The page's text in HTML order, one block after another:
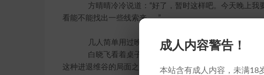
成人内容警告！
本站含有成人内容，未满18
方晴晴冷冷说道：“好了，暂时这样吧。今天晚上我
看能不能找出一些线索来……”
几人简单用过晚饭，各自回到房间。
白晓飞看着桌子上恢复了小白鼠模样的15号能量体，
这种进退维谷的局面之中，以至于有些不知所措，完全拿